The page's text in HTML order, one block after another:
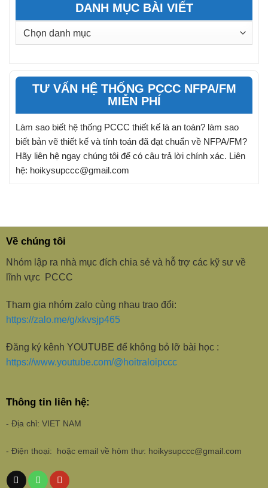
DANH MỤC BÀI VIẾT
DANH
TƯ VẤN HỆ THỐNG PCCC NFPA/FM
MIỄN PHÍ
Làm sao biết hệ thống PCCC thiết kế là an toàn? làm sao
biết bản vẽ thiết kế và tính toán đã đạt chuẩn về NFPA/FM?
Hãy liên hệ ngay chúng tôi để có câu trả lời chính xác. Liên
hệ: hoikysupccc@gmail.com
Về chúng tôi
Nhóm lập ra nhà mục đích chia sẻ và hỗ trợ các kỹ sư về
lĩnh vực PCCC
Tham gia nhóm zalo cùng nhau trao đổi:
https://zalo.me/g/xkvsjp465
Đăng ký kênh YOUTUBE để không bỏ lỡ bài học :
https://www.youtube.com/@hoitraloipccc
Thông tin liên hệ:
- Địa chỉ: VIET NAM
- Điện thoại: hoặc email về hòm thư: hoikysupccc@gmail.com